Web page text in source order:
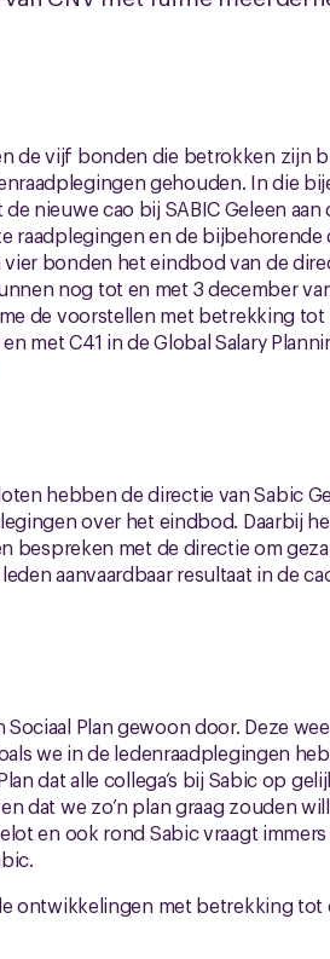
de vijf bonden die betrokken zijn
gehouden. In die
nieuwe cao bij SABIC Geleen aan
raadplegingen en de
bonden het eindbod van de
nog tot en met 3 december
de voorstellen met betrekking tot
met C41 in de Global Salary
hebben de directie van Sabic
over het eindbod. Daarbij
bespreken met de directie om
aanvaardbaar resultaat in de
Plan gewoon door. Deze
we in de ledenraadplegingen
dat alle collega’s bij Sabic op
dat we zo’n plan graag zouden
en ook rond Sabic vraagt
ontwikkelingen met betrekking tot